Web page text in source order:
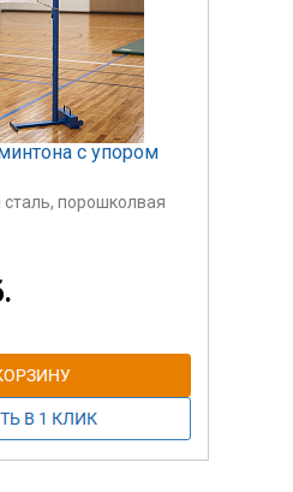
с упором
порошколвая
за пару.